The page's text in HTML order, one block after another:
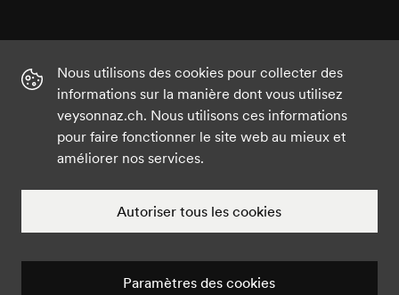
YouTube
Nous utilisons des cookies pour collecter des
informations sur la manière dont vous utilisez
veysonnaz.ch. Nous utilisons ces informations
pour faire fonctionner le site web au mieux et
améliorer nos services.
Paramètres des cookies